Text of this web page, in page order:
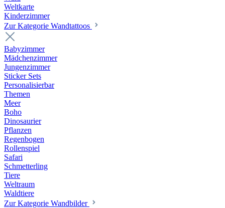
Weltkarte
Kinderzimmer
Zur Kategorie Wandtattoos
Babyzimmer
Mädchenzimmer
Jungenzimmer
Sticker Sets
Personalisierbar
Themen
Meer
Boho
Dinosaurier
Pflanzen
Regenbogen
Rollenspiel
Safari
Schmetterling
Tiere
Weltraum
Waldtiere
Zur Kategorie Wandbilder